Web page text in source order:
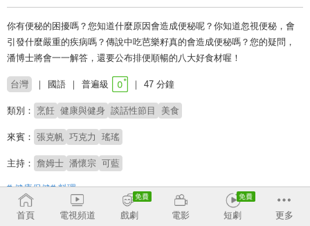
你有便秘的困擾嗎？您知道什麼原因會造成便秘呢？你知道忽視便秘，會
引發什麼嚴重的疾病嗎？傳說中吃芭樂籽真的會造成便秘嗎？您的疑問，
潘博士將會一一解答，還要公布排便順暢的八大好食材喔！
台灣 國語 普遍級 47 分鐘
類別： 烹飪 健康與健身 談話性節目 美食
來賓： 張克帆 巧克力 瑤瑤
主持： 詹姆士 潘懷宗 可藍
# 健康保健# 料理
首頁 電視頻道 戲劇 電影 短劇 更多